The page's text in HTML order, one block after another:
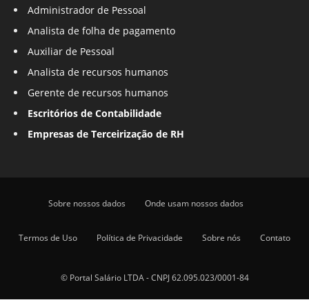
Administrador de Pessoal
Analista de folha de pagamento
Auxiliar de Pessoal
Analista de recursos humanos
Gerente de recursos humanos
Escritórios de Contabilidade
Empresas de Terceirização de RH
Sobre nossos dados Onde usam nossos dados
Termos de Uso Política de Privacidade Sobre nós Contato
© Portal Salário LTDA - CNPJ 62.095.023/0001-84